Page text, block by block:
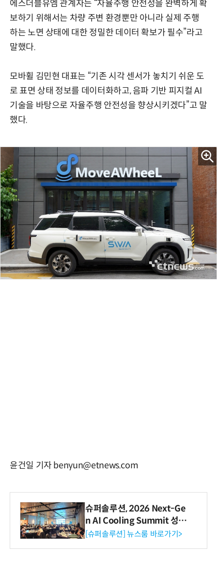
에스더블유엠 관계자는 “자율주행 안전성을 완벽하게 확
보하기 위해서는 차량 주변 환경뿐만 아니라 실제 주행
하는 노면 상태에 대한 정밀한 데이터 확보가 필수”라고
말했다.
모바휠 김민현 대표는 “기존 시각 센서가 놓치기 쉬운 도
로 표면 상태 정보를 데이터화하고, 음파 기반 피지컬 AI
기술을 바탕으로 자율주행 안전성을 향상시키겠다”고 말
했다.
윤건일 기자 benyun@etnews.com
슈퍼솔루션, 2026 Next-Ge
n AI Cooling Summit 성황
리 성료
[슈퍼솔루션] 뉴스룸 바로가기>